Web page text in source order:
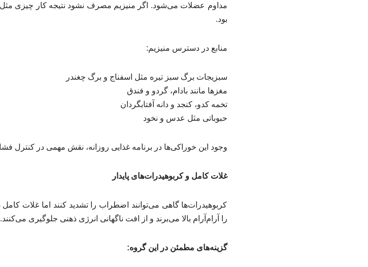
مداوم عضلات می‌شود. اگر منیزیم مصرف نشود نتیجه‌ کار چیزی
بود.
منابع در دسترس منیزیم:
سبزیجات برگ سبز تیره مثل اسفناج و برگ چغندر
مغزها مانند بادام، گردو و فندق
تخمه کدو، کنجد و دانه آفتابگردان
حبوباتی مثل عدس و نخود
وجود این خوراکی‌ها در برنامه غذایی روزانه، نقش مهمی در کنترل
غلات کامل و کربوهیدرات‌های پایدار
کربوهیدرات‌ها گاهی می‌توانند اضطراب را تشدید کنند اما غلات
را آرام‌آرام بالا می‌برند و از افت ناگهانی انرژی ذهنی جلوگیری می‌کنند.
گزینه‌های مطمئن در این گروه: